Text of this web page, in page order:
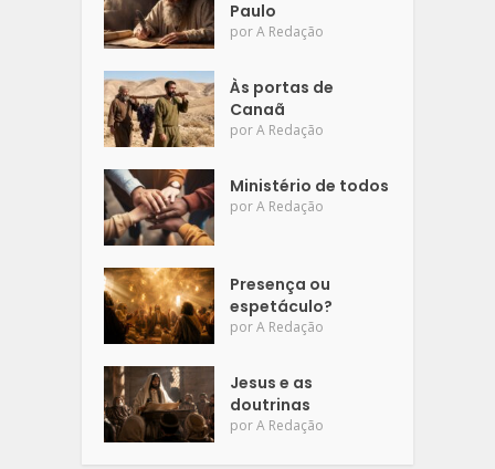
Paulo
porA Redação
Às portas de
Canaã
porA Redação
Ministério de todos
porA Redação
Presença ou
espetáculo?
porA Redação
Jesus e as
doutrinas
porA Redação